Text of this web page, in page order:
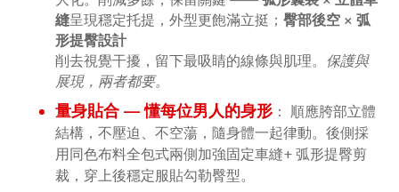
縫呈現穩定托提， 外型更飽滿立挺； 臀部後空 × 弧
形提臀設計
削去視覺干擾，留下最吸睛的線條與肌理。 保護與
展現，兩者都要。
量身貼合 — 懂每位男人的身形 ：
順應胯部立體
結構，不壓迫、不空蕩，隨身體一起律動。後側採
用同色布料全包式兩側加強固定車縫+ 弧形提臀剪
裁，穿上後穩定服貼勾勒臀型。